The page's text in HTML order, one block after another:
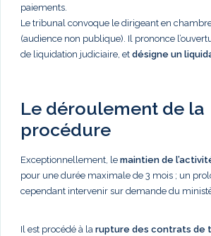
paiements.
Le tribunal convoque le dirigeant en
(audience non publique). Il prononce
de liquidation judiciaire, et désigne un
Le déroulement de la
procédure
Exceptionnellement, le maintien de
pour une durée maximale de 3 mois ; un
cependant intervenir sur demande du
Il est procédé à la rupture des contrats de